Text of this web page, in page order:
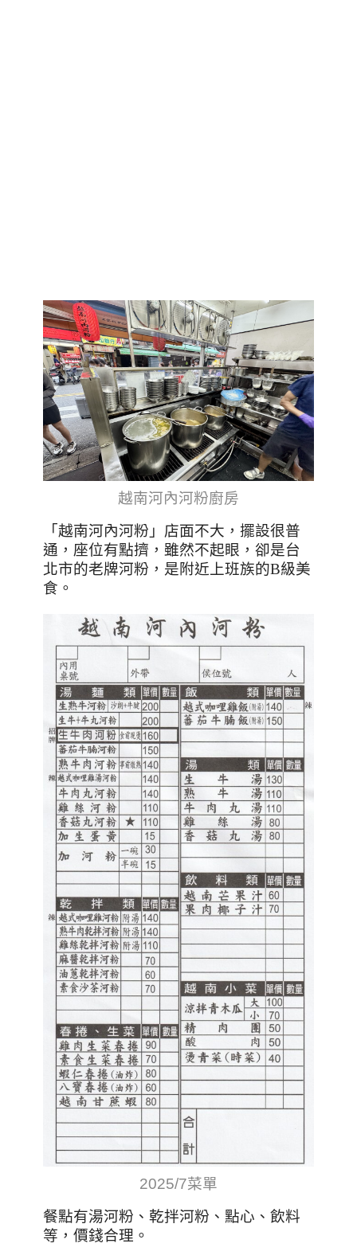
越南河內河粉廚房
「越南河內河粉」店面不大，擺設很普
通，座位有點擠，雖然不起眼，卻是台
北市的老牌河粉，是附近上班族的B級美
食。
2025/7菜單
餐點有湯河粉、乾拌河粉、點心、飲料
等，價錢合理。